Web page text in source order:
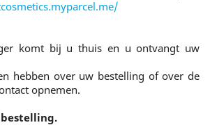
komt bij u thuis en u ontvangt uw
hebben over uw bestelling of over de
opnemen.